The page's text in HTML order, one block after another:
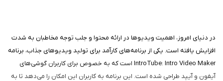
در دنیای امروز، اهمیت ویدیوها در ارائه محتوا و جلب توجه مخاطبان به شدت
افزایش یافته است. یکی از برنامه‌های کارآمد برای تولید ویدیوهای جذاب، برنامه
IntroTube: Intro Video Maker است که به خصوص برای کاربران گوشی‌های
آیفون و آیپد طراحی شده است. این برنامه به کاربران این امکان را می‌دهد تا به